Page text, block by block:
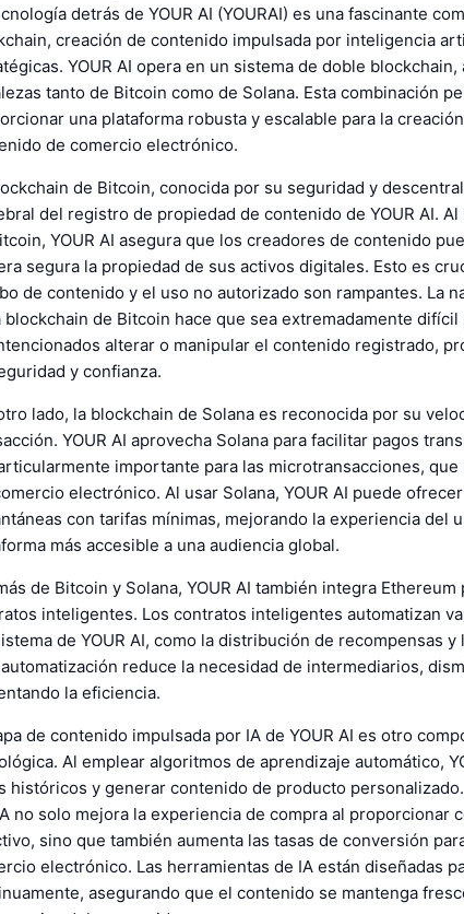
detrás de YOUR AI (YOURAI) es una fascinante
creación de contenido impulsada por inteligencia
YOUR AI opera en un sistema de doble blockchain,
tanto de Bitcoin como de Solana. Esta combinación
una plataforma robusta y escalable para la
de comercio electrónico.
de Bitcoin, conocida por su seguridad y
del registro de propiedad de contenido de YOUR AI.
YOUR AI asegura que los creadores de contenido
segura la propiedad de sus activos digitales. Esto es
de contenido y el uso no autorizado son rampantes. La
blockchain de Bitcoin hace que sea extremadamente difícil
alterar o manipular el contenido registrado,
y confianza.
lado, la blockchain de Solana es reconocida por su
YOUR AI aprovecha Solana para facilitar pagos
importante para las microtransacciones,
electrónico. Al usar Solana, YOUR AI puede
con tarifas mínimas, mejorando la experiencia del
más accesible a una audiencia global.
de Bitcoin y Solana, YOUR AI también integra
inteligentes. Los contratos inteligentes automatizan
de YOUR AI, como la distribución de recompensas
automatización reduce la necesidad de intermediarios,
la eficiencia.
de contenido impulsada por IA de YOUR AI es otro
Al emplear algoritmos de aprendizaje automático,
históricos y generar contenido de producto
no solo mejora la experiencia de compra al proporcionar
sino que también aumenta las tasas de conversión
electrónico. Las herramientas de IA están diseñadas
asegurando que el contenido se mantenga